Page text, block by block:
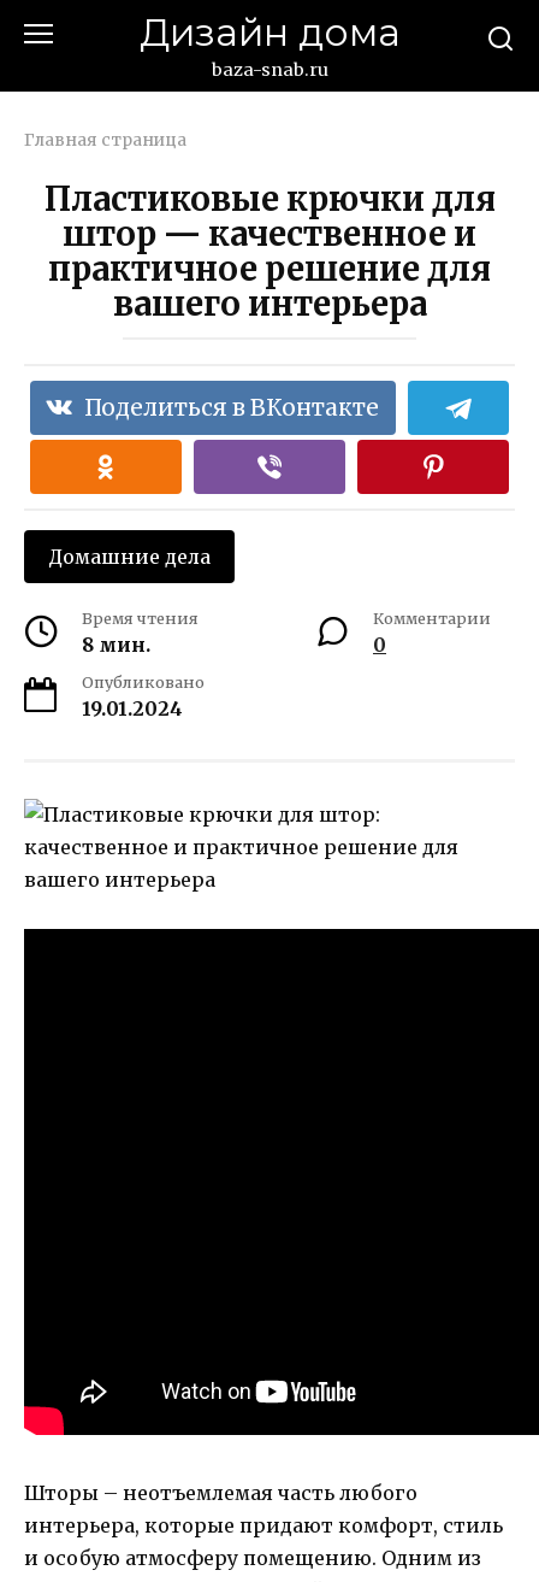
Дизайн дома
baza-snab.ru
Главная страница
Пластиковые крючки для
штор — качественное и
практичное решение для
вашего интерьера
Поделиться в ВКонтакте
Домашние дела
Время чтения
8 мин.
Комментарии
0
Опубликовано
19.01.2024
Шторы – неотъемлемая часть любого
интерьера, которые придают комфорт, стиль
и особую атмосферу помещению. Одним из